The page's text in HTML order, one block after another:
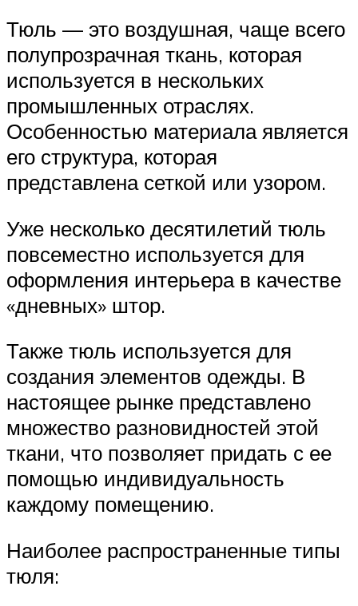
Тюль — это воздушная, чаще всего
полупрозрачная ткань, которая
используется в нескольких
промышленных отраслях.
Особенностью материала является
его структура, которая
представлена сеткой или узором.
Уже несколько десятилетий тюль
повсеместно используется для
оформления интерьера в качестве
«дневных» штор.
Также тюль используется для
создания элементов одежды. В
настоящее рынке представлено
множество разновидностей этой
ткани, что позволяет придать с ее
помощью индивидуальность
каждому помещению.
Наиболее распространенные типы
тюля: